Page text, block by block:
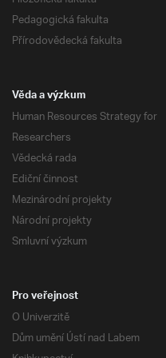
Pedagogická fakulta
Přírodovědecká fakulta
Věda a výzkum
Human Resources Strategy for
Researchers
Vědecká rada
Ediční činnost
Mezinárodní projekty
Národní projekty
Smluvní výzkum
Pro veřejnost
O Univerzitě
Dům umění Ústí nad Labem